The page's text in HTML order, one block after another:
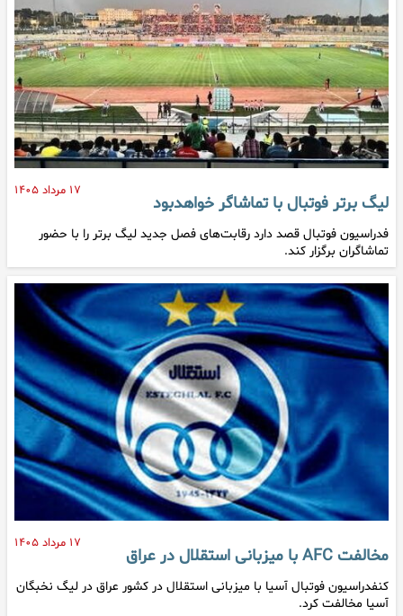
۱۷ مرداد ۱۴۰۵
لیگ برتر فوتبال با تماشاگر خواهدبود
فدراسیون فوتبال قصد دارد رقابت‌های فصل جدید لیگ برتر را با حضور
تماشاگران برگزار کند.
۱۷ مرداد ۱۴۰۵
مخالفت AFC با میزبانی استقلال در عراق
کنفدراسیون فوتبال آسیا با میزبانی استقلال در کشور عراق در لیگ نخبگان
آسیا مخالفت کرد.